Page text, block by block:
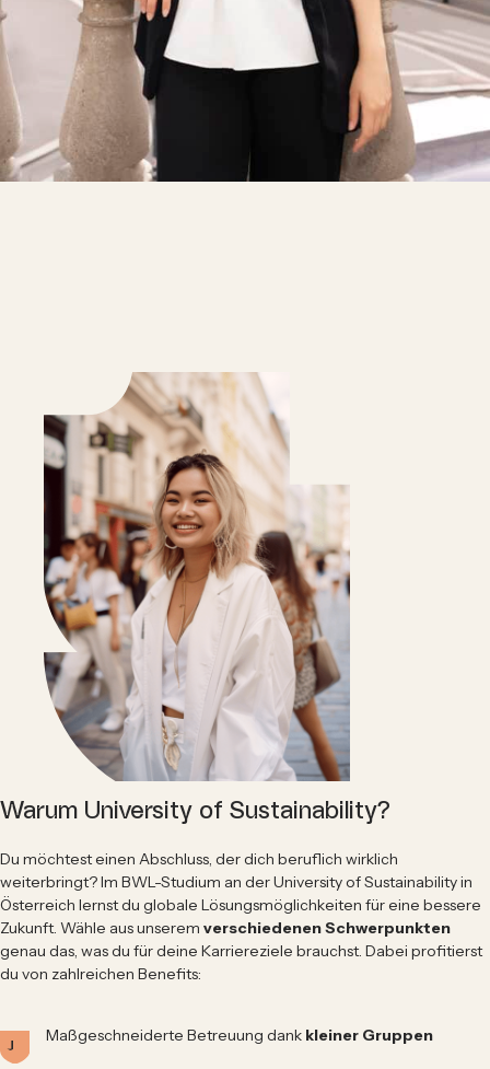
Warum University of Sustainability?
Du möchtest einen Abschluss, der dich beruflich wirklich
weiterbringt? Im BWL-Studium an der University of Sustainability in
Österreich lernst du globale Lösungsmöglichkeiten für eine bessere
Zukunft. Wähle aus unserem verschiedenen Schwerpunkten
genau das, was du für deine Karriereziele brauchst. Dabei profitierst
du von zahlreichen Benefits:
Maßgeschneiderte Betreuung dank kleiner Gruppen